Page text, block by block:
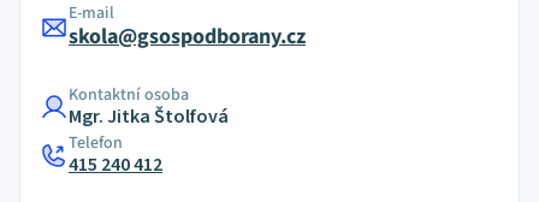
E-mail
skola@gsospodborany.cz
Kontaktní osoba
Mgr. Jitka Štolfová
Telefon
415 240 412